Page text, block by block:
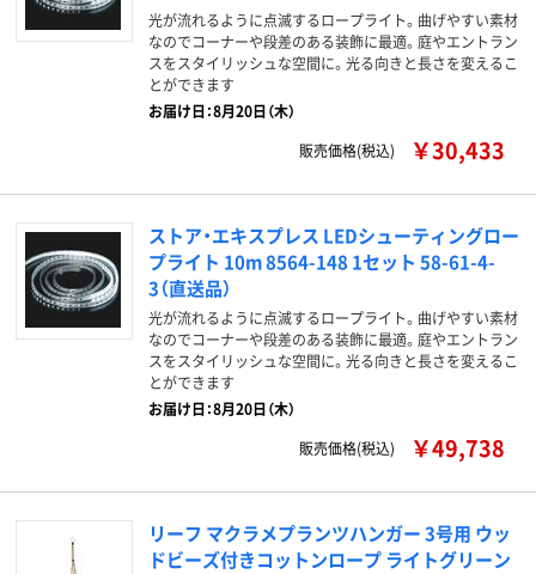
光が流れるように点滅するロープライト。曲げやすい素材
なのでコーナーや段差のある装飾に最適。庭やエントラン
スをスタイリッシュな空間に。光る向きと長さを変えるこ
とができます
お届け日：8月20日（木）
販売価格(税込)
￥30,433
ストア・エキスプレス LEDシューティングロー
プライト 10m 8564-148 1セット 58-61-4-
3（直送品）
光が流れるように点滅するロープライト。曲げやすい素材
なのでコーナーや段差のある装飾に最適。庭やエントラン
スをスタイリッシュな空間に。光る向きと長さを変えるこ
とができます
お届け日：8月20日（木）
販売価格(税込)
￥49,738
リーフ マクラメプランツハンガー 3号用 ウッ
ドビーズ付きコットンロープ ライトグリーン